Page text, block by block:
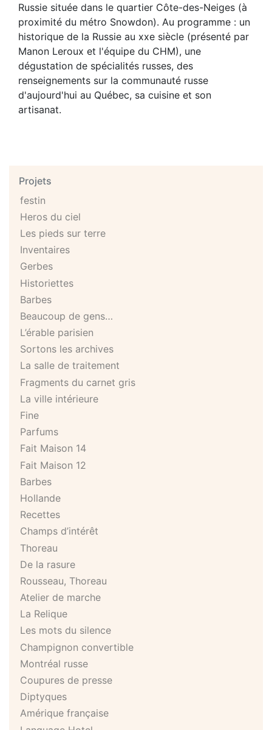
Russie située dans le quartier Côte-des-Neiges (à
proximité du métro Snowdon). Au programme : un
historique de la Russie au xxe siècle (présenté par
Manon Leroux et l'équipe du CHM), une
dégustation de spécialités russes, des
renseignements sur la communauté russe
d'aujourd'hui au Québec, sa cuisine et son
artisanat.
Projets
festin
Heros du ciel
Les pieds sur terre
Inventaires
Gerbes
Historiettes
Barbes
Beaucoup de gens…
L’érable parisien
Sortons les archives
La salle de traitement
Fragments du carnet gris
La ville intérieure
Fine
Parfums
Fait Maison 14
Fait Maison 12
Barbes
Hollande
Recettes
Champs d’intérêt
Thoreau
De la rasure
Rousseau, Thoreau
Atelier de marche
La Relique
Les mots du silence
Champignon convertible
Montréal russe
Coupures de presse
Diptyques
Amérique française